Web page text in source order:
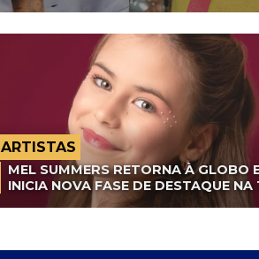
ARTISTAS
MEL SUMMERS RETORNA À GLOBO
INICIA NOVA FASE DE DESTAQUE NA